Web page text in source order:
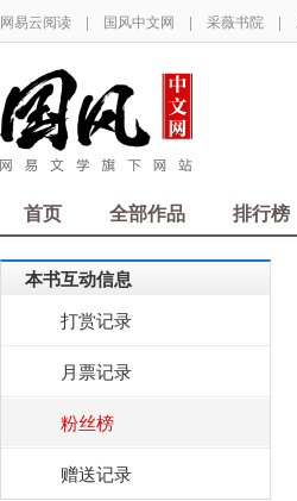
网易云阅读 | 国风中文网 | 采薇书院 |
首页 全部作品 排行榜
本书互动信息
打赏记录
月票记录
粉丝榜
赠送记录